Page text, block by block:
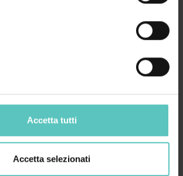
Accetta tutti
Accetta selezionati